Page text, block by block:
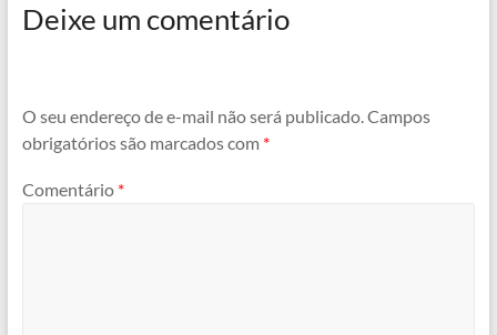
Deixe um comentário
O seu endereço de e-mail não será publicado.Campos
obrigatórios são marcados com *
Comentário *